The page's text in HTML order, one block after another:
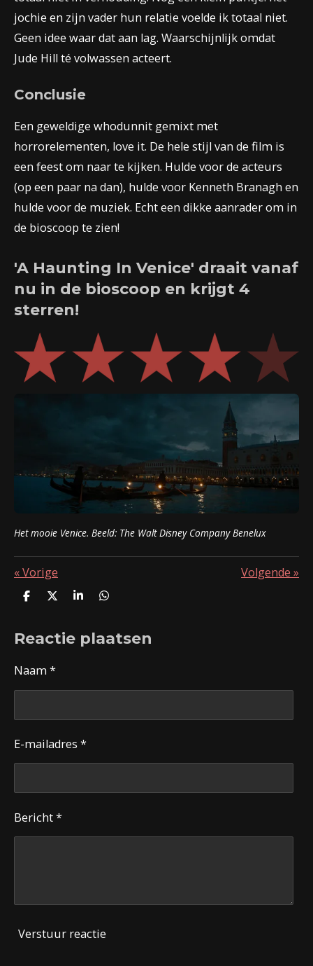
jochie en zijn vader hun relatie voelde ik totaal niet.
Geen idee waar dat aan lag. Waarschijnlijk omdat
Jude Hill té volwassen acteert.
Conclusie
Een geweldige whodunnit gemixt met
horrorelementen, love it. De hele stijl van de film is
een feest om naar te kijken. Hulde voor de acteurs
(op een paar na dan), hulde voor Kenneth Branagh en
hulde voor de muziek. Echt een dikke aanrader om in
de bioscoop te zien!
'A Haunting In Venice' draait vanaf
nu in de bioscoop en krijgt 4
sterren!
Het mooie Venice. Beeld: The Walt Disney Company Benelux
«Vorige Volgende »
D
e
n
D
l
S
e
D
e
n
Reactie plaatsen
Naam *
E-mailadres *
Bericht *
Verstuur reactie